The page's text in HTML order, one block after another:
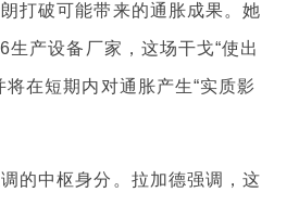
打破可能带来的通胀成果。她
生产设备厂家，这场干戈“使出
将在短期内对通胀产生“实质影
的中枢身分。拉加德强调，这